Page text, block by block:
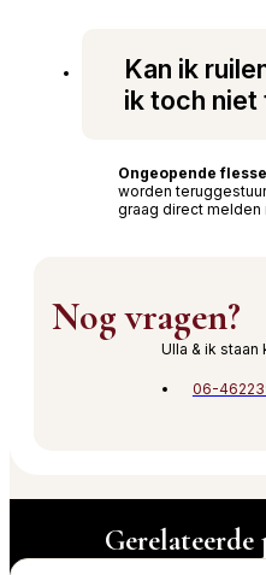
Kan ik
ik toch niet
Ongeopende
worden
graag direct melden
Nog vragen?
Ulla & ik staan
06-